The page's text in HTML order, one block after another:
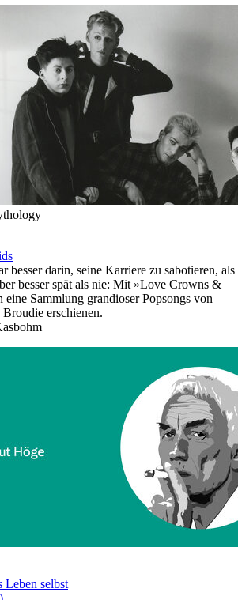
besser darin, seine Karriere zu sabotieren, als
besser spät als nie: Mit »Love Crowns &
eine Sammlung grandioser Popsongs von
erschienen.
Leben selbst